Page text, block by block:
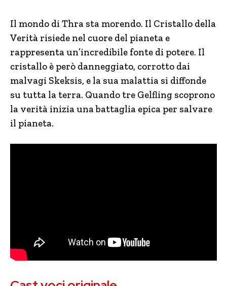
Il mondo di Thra sta morendo. Il Cristallo della
Verità risiede nel cuore del pianeta e
rappresenta un’incredibile fonte di potere. Il
cristallo è però danneggiato, corrotto dai
malvagi Skeksis, e la sua malattia si diffonde
su tutta la terra. Quando tre Gelfling scoprono
la verità inizia una battaglia epica per salvare
il pianeta.